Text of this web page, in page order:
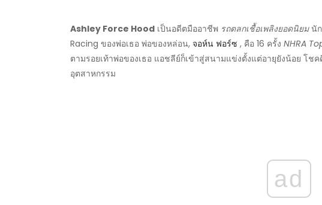
Ashley Force Hood เป็นอดีตมืออาชีพ รถตลกเชื้อเพลิงยอดนิยมนัก
Racing ของพ่อเธอ พ่อของหล่อน, จอห์น ฟอร์ซ , คือ 16 ครั้ง NHRA
ตามรอยเท้าพ่อของเธอ แอชลีย์ก็เข้าสู่สนามแข่งตั้งแต่อายุยังน้อย โ
อุตสาหกรรม
ad